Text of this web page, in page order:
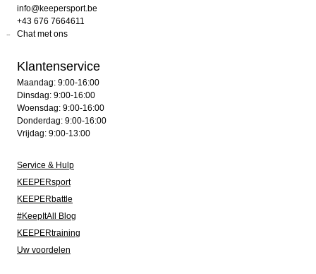
info@keepersport.be
+43 676 7664611
Chat met ons
Klantenservice
Maandag: 9:00-16:00
Dinsdag: 9:00-16:00
Woensdag: 9:00-16:00
Donderdag: 9:00-16:00
Vrijdag: 9:00-13:00
Service & Hulp
KEEPERsport
KEEPERbattle
#KeepItAll Blog
KEEPERtraining
Uw voordelen